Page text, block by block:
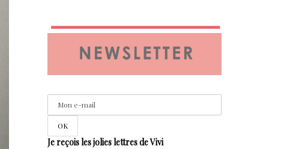
Je reçois les jolies lettres de Vivi